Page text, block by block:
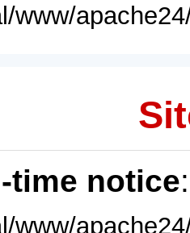
www/
time notice
www/